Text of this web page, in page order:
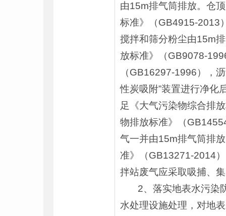
由15m排气筒排放。仓
标准》（GB4915-2013
搅拌和筛分粉尘由15m
放标准》（GB9078-
（GB16297-1996），
性炭吸附”装置进行净化
足《大气污染物综合排
物排放标准》（
气一并由15m排气筒排
准》（GB13271-2014
拌站废气应采取吸捕、
2、落实地表水污染防
水处理设施处理，对地